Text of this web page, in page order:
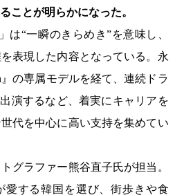
ことが明らかになった。
は“一瞬のきらめき”を意味し、
表現した内容となっている。永
』の専属モデルを経て、連続ドラ
演するなど、着実にキャリアを
代を中心に高い支持を集めてい
グラファー熊谷直子氏が担当。
愛する韓国を選び、街歩きや食